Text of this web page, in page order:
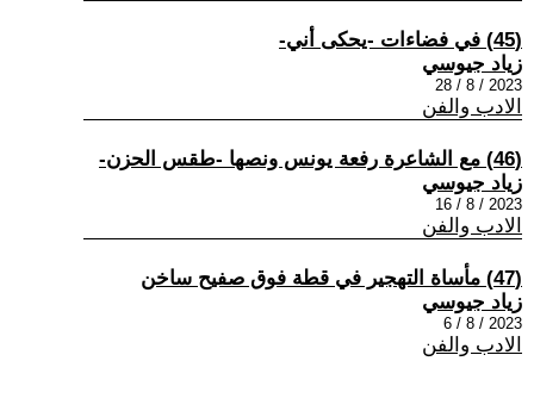
(45) في فضاءات -يحكى أني-
زياد جيوسي
2023 / 8 / 28
الادب والفن
(46) مع الشاعرة رفعة يونس ونصها -طقس الحزن-
زياد جيوسي
2023 / 8 / 16
الادب والفن
(47) مأساة التهجير في قطة فوق صفيح ساخن
زياد جيوسي
2023 / 8 / 6
الادب والفن